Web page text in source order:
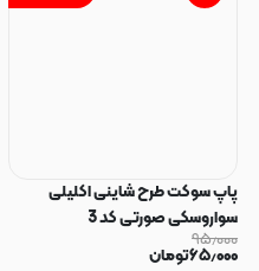
پاپ سوکت طرح شاینی اکلیلی
سواروسکی صورتی کد 3
۹۵٫۰۰۰
۶۵٫۰۰۰تومان